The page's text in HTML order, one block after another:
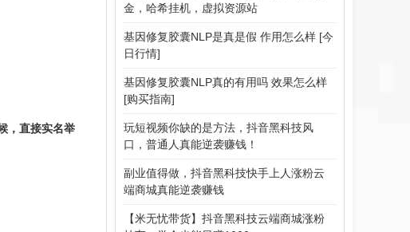
，直接实名举
金，哈希挂机，虚拟资源站
基因修复胶囊NLP是真是假 作用怎么样 [今
日行情]
基因修复胶囊NLP真的有用吗 效果怎么样
[购买指南]
玩短视频你缺的是方法，抖音黑科技风
口，普通人真能逆袭赚钱！
副业值得做，抖音黑科技快手上人涨粉云
端商城真能逆袭赚钱
【米无忧带货】抖音黑科技云端商城涨粉